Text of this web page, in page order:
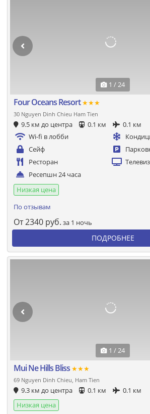
1 / 24
Four Oceans Resort★★★
30 Nguyen Dinh Chieu Ham Tien
9.5 км до центра 0.1 км
0.1 км
Wi-fi в лобби
Сейф
Ресторан
Ресепшн 24 часа
Низкая цена
По отзывам
От2340 руб. за 1 ночь
ПОДРОБНЕЕ
1 / 24
Mui Ne Hills Bliss ★★★
69 Nguyen Dinh Chieu, Ham Tien
9.3 км до центра 0.1 км
0.1 км
Низкая цена